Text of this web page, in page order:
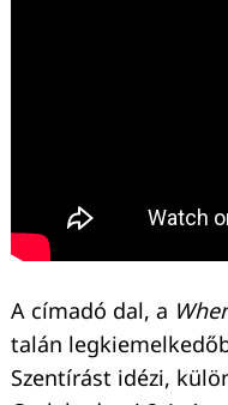
A címadó dal, a
talán
Szentírást idézi,
Keresés: